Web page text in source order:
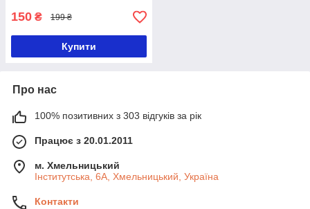
150 ₴ 199 ₴
Купити
Про нас
100% позитивних з 303 відгуків за рік
Працює з 20.01.2011
м. Хмельницький
Інститутська, 6А, Хмельницький, Україна
Контакти